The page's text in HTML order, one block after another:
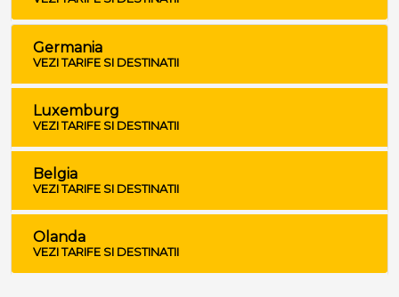
Germania
VEZI TARIFE SI DESTINATII
Luxemburg
VEZI TARIFE SI DESTINATII
Belgia
VEZI TARIFE SI DESTINATII
Olanda
VEZI TARIFE SI DESTINATII